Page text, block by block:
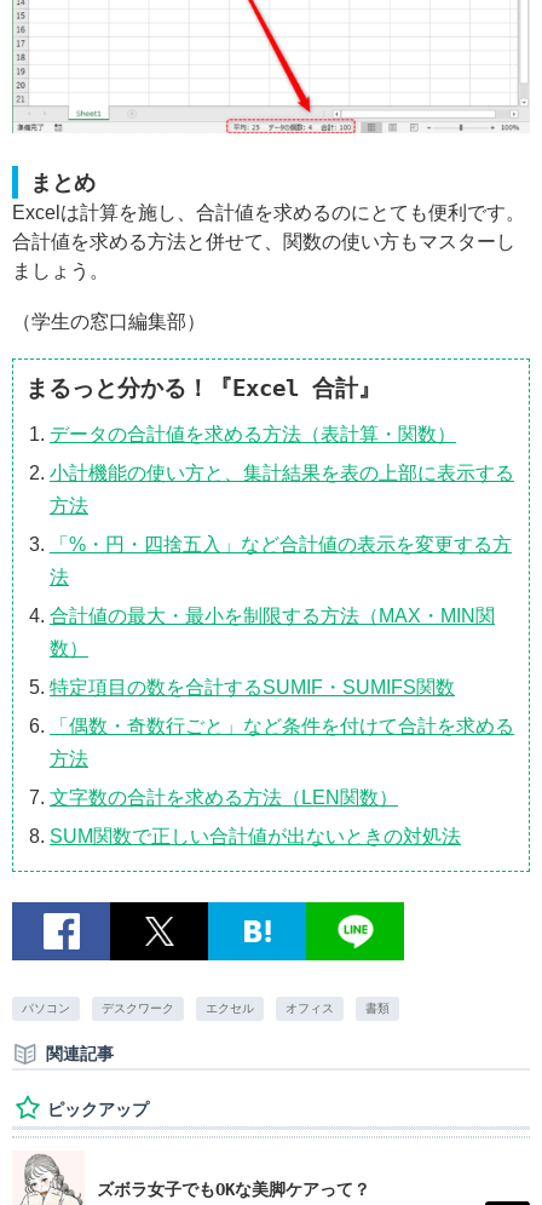
まとめ
Excelは計算を施し、合計値を求めるのにとても便利です。
合計値を求める方法と併せて、関数の使い方もマスターし
ましょう。
（学生の窓口編集部）
まるっと分かる！『Excel 合計』
データの合計値を求める方法（表計算・関数）
小計機能の使い方と、集計結果を表の上部に表示する
方法
「%・円・四捨五入」など合計値の表示を変更する方
法
合計値の最大・最小を制限する方法（MAX・MIN関
数）
特定項目の数を合計するSUMIF・SUMIFS関数
「偶数・奇数行ごと」など条件を付けて合計を求める
方法
文字数の合計を求める方法（LEN関数）
SUM関数で正しい合計値が出ないときの対処法
パソコン デスクワーク エクセル オフィス 書類
関連記事
ピックアップ
ズボラ女子でもOKな美脚ケアって？